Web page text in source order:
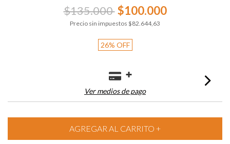
$135.000 $100.000
Precio sin impuestos $82.644,63
26% OFF
Ver medios de pago